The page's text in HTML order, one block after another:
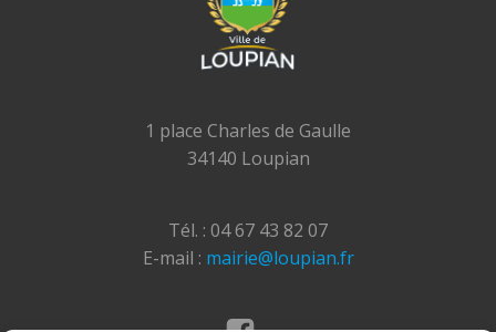
1 place Charles de Gaulle
34140 Loupian
Tél. : 04 67 43 82 07
E-mail : mairie@loupian.fr